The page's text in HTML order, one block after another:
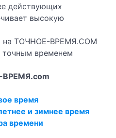
действующих
высокую
на ТОЧНОЕ-ВРЕМЯ.COM
точным временем
время
и зимнее время
времени